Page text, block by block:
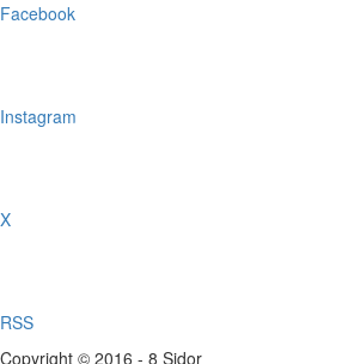
Facebook
Instagram
X
RSS
Copyright © 2016 - 8 Sidor